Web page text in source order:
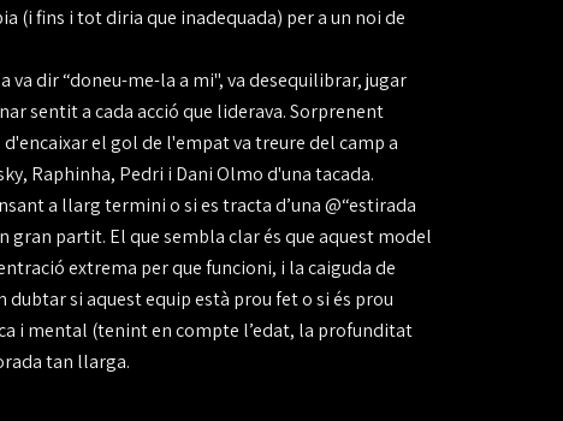
(i fins i tot diria que inadequada) per a un noi de
va dir “doneu-me-la a mi", va desequilibrar, jugar
sentit a cada acció que liderava. Sorprenent
el gol de l'empat va treure del camp a
Raphinha, Pedri i Dani Olmo d'una tacada.
a llarg termini o si es tracta d’una @“estirada
partit. El que sembla clar és que aquest model
extrema per que funcioni, i la caiguda de
si aquest equip està prou fet o si és prou
i mental (tenint en compte l’edat, la profunditat
tan llarga.